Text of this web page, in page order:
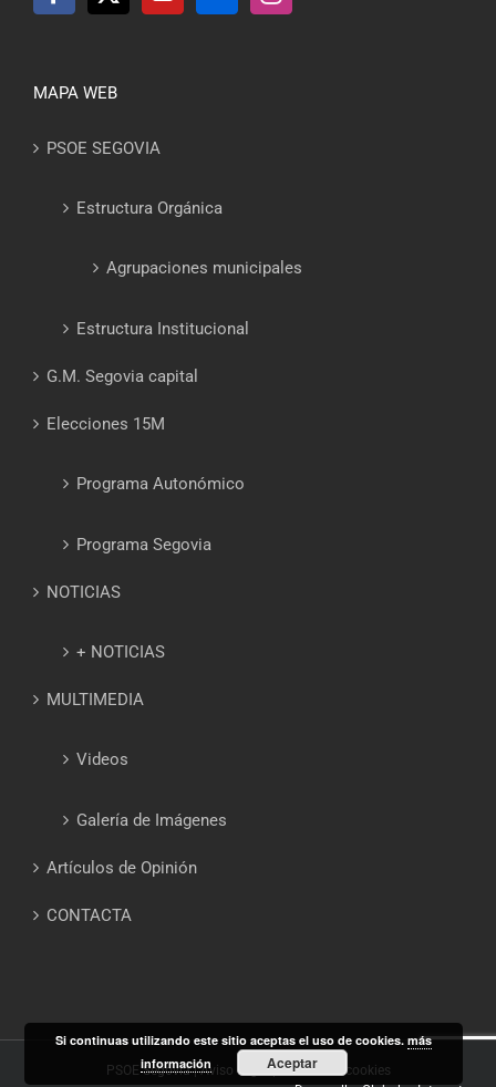
MAPA WEB
PSOE SEGOVIA
Estructura Orgánica
Agrupaciones municipales
Estructura Institucional
G.M. Segovia capital
Elecciones 15M
Programa Autonómico
Programa Segovia
NOTICIAS
+ NOTICIAS
MULTIMEDIA
Videos
Galería de Imágenes
Artículos de Opinión
CONTACTA
PSOE Segovia |Aviso Legal|Política de cookies
Si continuas utilizando este sitio aceptas el uso de cookies.más
información
Aceptar